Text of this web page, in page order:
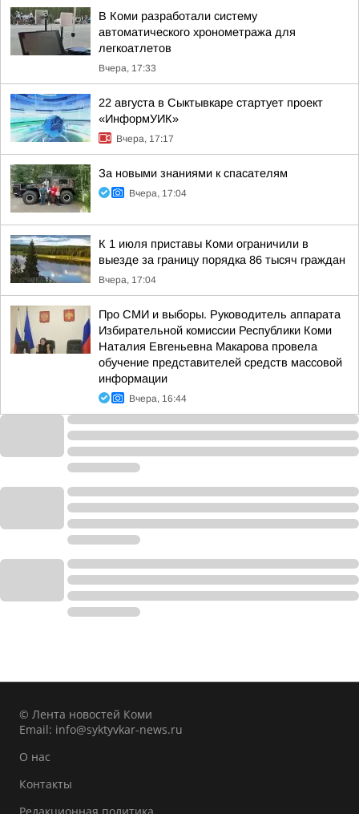
В Коми разработали систему
автоматического хронометража для
легкоатлетов
Вчера, 17:33
22 августа в Сыктывкаре стартует проект
«ИнформУИК»
Вчера, 17:17
За новыми знаниями к спасателям
Вчера, 17:04
К 1 июля приставы Коми ограничили в
выезде за границу порядка 86 тысяч граждан
Вчера, 17:04
Про СМИ и выборы. Руководитель аппарата
Избирательной комиссии Республики Коми
Наталия Евгеньевна Макарова провела
обучение представителей средств массовой
информации
Вчера, 16:44
© Лента новостей Коми
Email: info@syktyvkar-news.ru
О нас
Контакты